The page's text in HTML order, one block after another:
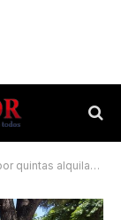
para fiestas